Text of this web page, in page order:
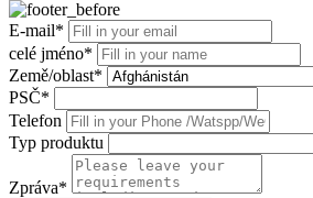
E-mail*
celé jméno*
Země/oblast*
PSČ*
Telefon
Typ produktu
Zpráva*